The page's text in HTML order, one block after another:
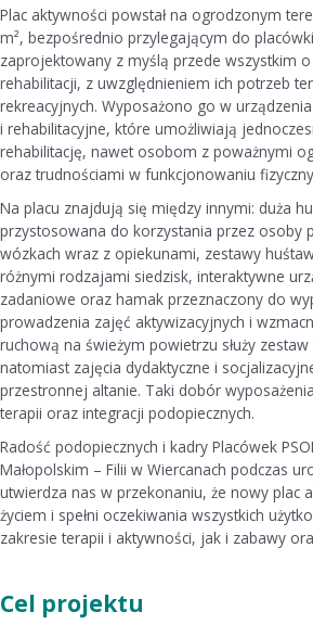
Plac aktywności powstał na ogrodzonym
m², bezpośrednio przylegającym do placówki
zaprojektowany z myślą przede wszystkim o
rehabilitacji, z uwzględnieniem ich potrzeb
rekreacyjnych. Wyposażono go w
i rehabilitacyjne, które umożliwiają
rehabilitację, nawet osobom z poważnymi
oraz trudnościami w funkcjonowaniu
Na placu znajdują się między innymi: duża
przystosowana do korzystania przez osoby
wózkach wraz z opiekunami, zestawy
różnymi rodzajami siedzisk, interaktywne
zadaniowe oraz hamak przeznaczony do
prowadzenia zajęć aktywizacyjnych i
ruchową na świeżym powietrzu służy
natomiast zajęcia dydaktyczne i
przestronnej altanie. Taki dobór
terapii oraz integracji podopiecznych.
Radość podopiecznych i kadry Placówek
Małopolskim – Filii w Wiercanach podczas
utwierdza nas w przekonaniu, że nowy plac
życiem i spełni oczekiwania wszystkich
zakresie terapii i aktywności, jak i zabawy
Cel projektu